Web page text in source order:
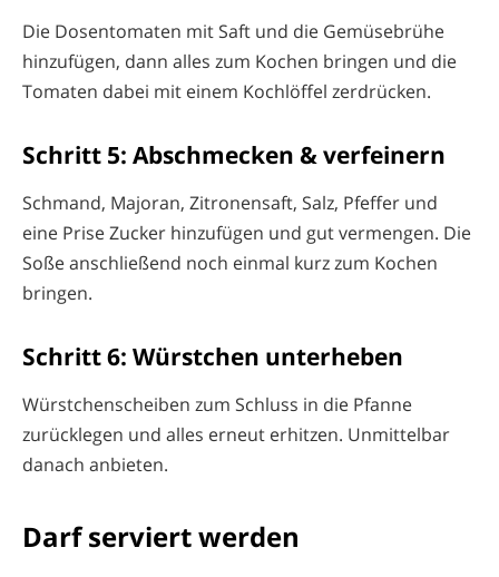
Die Dosentomaten mit Saft und die Gemüsebrühe
hinzufügen, dann alles zum Kochen bringen und die
Tomaten dabei mit einem Kochlöffel zerdrücken.
Schritt 5: Abschmecken & verfeinern
Schmand, Majoran, Zitronensaft, Salz, Pfeffer und
eine Prise Zucker hinzufügen und gut vermengen. Die
Soße anschließend noch einmal kurz zum Kochen
bringen.
Schritt 6: Würstchen unterheben
Würstchenscheiben zum Schluss in die Pfanne
zurücklegen und alles erneut erhitzen. Unmittelbar
danach anbieten.
Darf serviert werden